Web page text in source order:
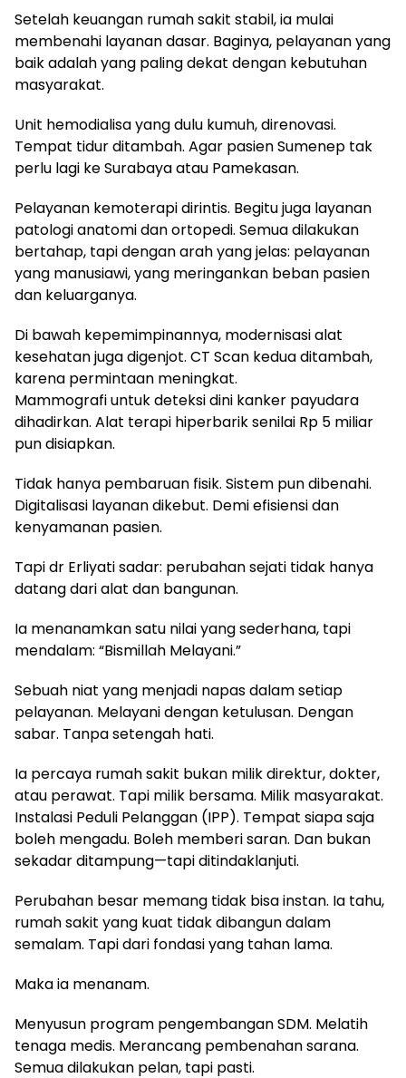
Setelah keuangan rumah sakit stabil, ia mulai
membenahi layanan dasar. Baginya, pelayanan yang
baik adalah yang paling dekat dengan kebutuhan
masyarakat.
Unit hemodialisa yang dulu kumuh, direnovasi.
Tempat tidur ditambah. Agar pasien Sumenep tak
perlu lagi ke Surabaya atau Pamekasan.
Pelayanan kemoterapi dirintis. Begitu juga layanan
patologi anatomi dan ortopedi. Semua dilakukan
bertahap, tapi dengan arah yang jelas: pelayanan
yang manusiawi, yang meringankan beban pasien
dan keluarganya.
Di bawah kepemimpinannya, modernisasi alat
kesehatan juga digenjot. CT Scan kedua ditambah,
karena permintaan meningkat.
Mammografi untuk deteksi dini kanker payudara
dihadirkan. Alat terapi hiperbarik senilai Rp 5 miliar
pun disiapkan.
Tidak hanya pembaruan fisik. Sistem pun dibenahi.
Digitalisasi layanan dikebut. Demi efisiensi dan
kenyamanan pasien.
Tapi dr Erliyati sadar: perubahan sejati tidak hanya
datang dari alat dan bangunan.
Ia menanamkan satu nilai yang sederhana, tapi
mendalam: “Bismillah Melayani.”
Sebuah niat yang menjadi napas dalam setiap
pelayanan. Melayani dengan ketulusan. Dengan
sabar. Tanpa setengah hati.
Ia percaya rumah sakit bukan milik direktur, dokter,
atau perawat. Tapi milik bersama. Milik masyarakat.
Instalasi Peduli Pelanggan (IPP). Tempat siapa saja
boleh mengadu. Boleh memberi saran. Dan bukan
sekadar ditampung—tapi ditindaklanjuti.
Perubahan besar memang tidak bisa instan. Ia tahu,
rumah sakit yang kuat tidak dibangun dalam
semalam. Tapi dari fondasi yang tahan lama.
Maka ia menanam.
Menyusun program pengembangan SDM. Melatih
tenaga medis. Merancang pembenahan sarana.
Semua dilakukan pelan, tapi pasti.